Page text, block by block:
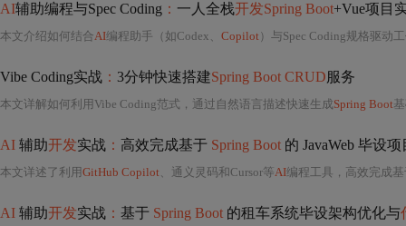
AI辅助编程与Spec Coding ： 一人全栈开发Spring Boot+Vue项目
本文介绍如何结合AI编程助手（如Codex、 Copilot）与Spec Coding规格驱动
Vibe Coding实战 ： 3分钟快速搭建Spring Boot CRUD服务
本文详解如何利用Vibe Coding范式，通过自然语言描述快速生成Spring Boot
AI 辅助开发实战 ： 高效完成基于 Spring Boot 的 JavaWeb 毕设项
本文详述了利用GitHub Copilot、通义灵码和Cursor等AI编程工具，高效完成
AI 辅助开发实战 ： 基于 Spring Boot 的租车系统毕设架构优化与